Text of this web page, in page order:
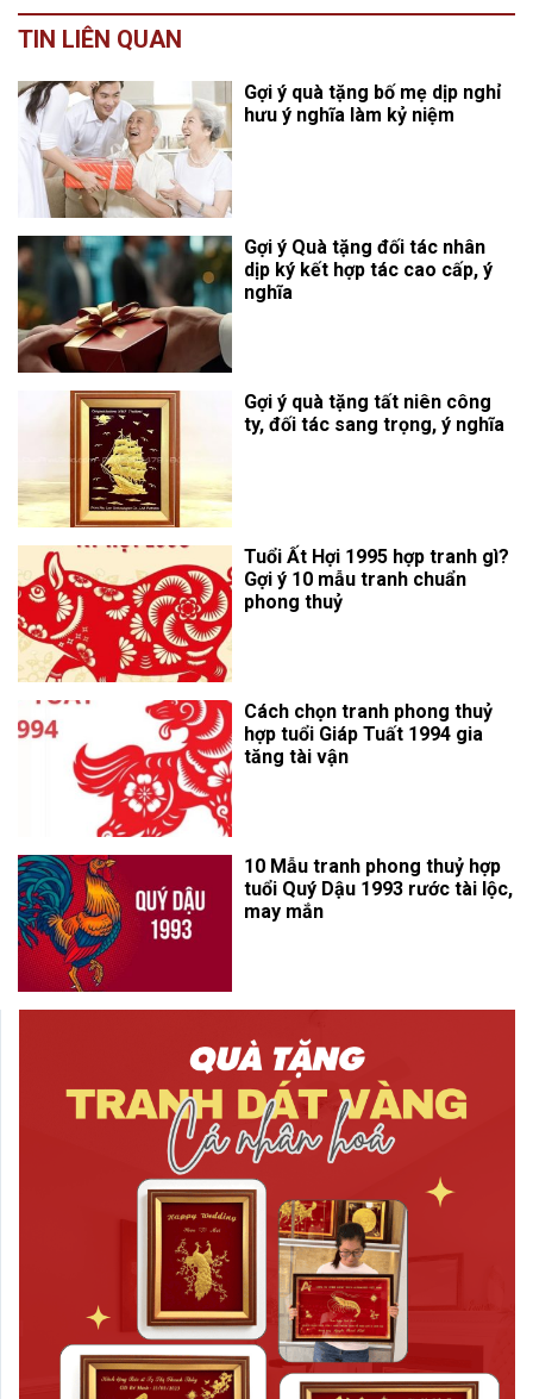
TIN LIÊN QUAN
Gợi ý quà tặng bố mẹ dịp nghỉ
hưu ý nghĩa làm kỷ niệm
Gợi ý Quà tặng đối tác nhân
dịp ký kết hợp tác cao cấp, ý
nghĩa
Gợi ý quà tặng tất niên công
ty, đối tác sang trọng, ý nghĩa
Tuổi Ất Hợi 1995 hợp tranh gì?
Gợi ý 10 mẫu tranh chuẩn
phong thuỷ
Cách chọn tranh phong thuỷ
hợp tuổi Giáp Tuất 1994 gia
tăng tài vận
10 Mẫu tranh phong thuỷ hợp
tuổi Quý Dậu 1993 rước tài lộc,
may mắn